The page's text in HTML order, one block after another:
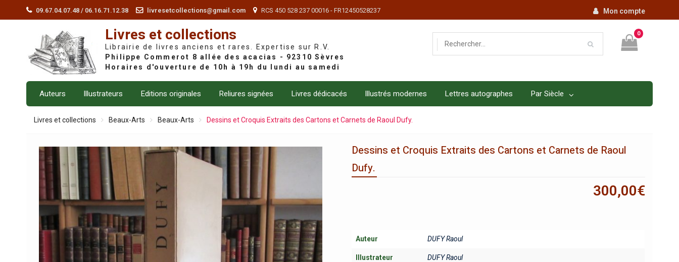
09.67.04.07.48 / 06.16.71.12.38 livresetcollections@gmail.com RCS 450 528 237 00016 - FR12450528237 Mon compte
Livres et collections
Librairie de livres anciens et rares. Expertise sur R.V.
0
Auteurs Illustrateurs Editions originales Reliures signées Livres dédicacés Illustrés modernes Lettres autographes Par Siècle
Livres et collections Beaux-Arts Beaux-Arts Dessins et Croquis Extraits des Cartons et Carnets de Raoul Dufy.
Dessins et Croquis Extraits des Cartons et Carnets de Raoul
Dufy.
300,00€
Auteur DUFY Raoul
Illustrateur DUFY Raoul